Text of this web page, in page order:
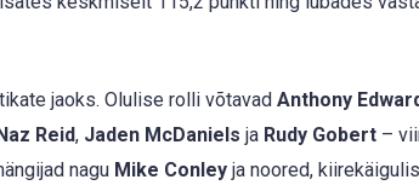
jaoks. Olulise rolli võtavad Anthony
Naz Reid, Jaden McDaniels ja Rudy Gobert –
nagu Mike Conley ja noored,